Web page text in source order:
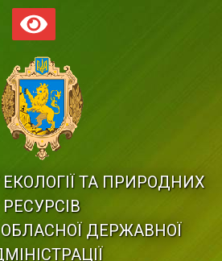
ТА ПРИРОДНИХ
РЕСУРСІВ
ОБЛАСНОЇ ДЕРЖАВНОЇ